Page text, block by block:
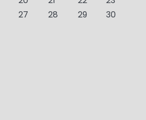
27 28 29
30